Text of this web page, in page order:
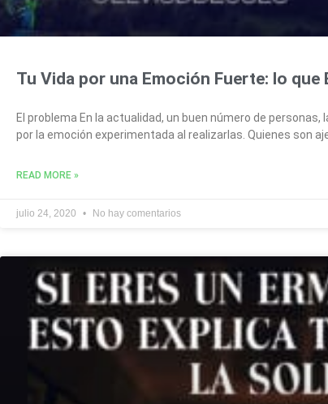
Tu Vida por una Emoción Fuerte: lo
El problema En la actualidad, un buen número de
por la emoción experimentada al realizarlas. Quienes son
READ MORE »
julio 24, 2020 No hay comentarios